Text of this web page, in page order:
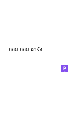
กลม กลม ฮาจัง